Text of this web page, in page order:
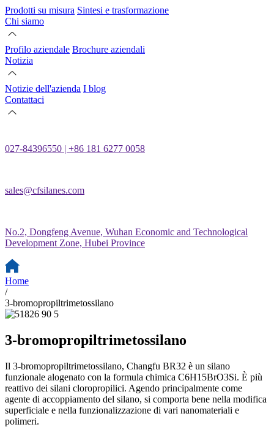
Prodotti su misura Sintesi e trasformazione
Chi siamo
Profilo aziendale Brochure aziendali
Notizia
Notizie dell'azienda I blog
Contattaci
027-84396550 | +86 181 6277 0058
sales@cfsilanes.com
No.2, Dongfeng Avenue, Wuhan Economic and Technological
Development Zone, Hubei Province
Home
/
3-bromopropiltrimetossilano
3-bromopropiltrimetossilano
Il 3-bromopropiltrimetossilano, Changfu BR32 è un silano
funzionale alogenato con la formula chimica C6H15BrO3Si. È più
reattivo dei silani cloropropilici. Agendo principalmente come
agente di accoppiamento del silano, si comporta bene nella modifica
superficiale e nella funzionalizzazione di vari nanomateriali e
polimeri.